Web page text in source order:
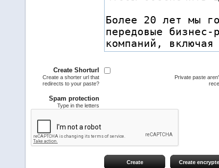
Create Shorturl
Create a shorter url that
redirects to your paste?
Private paste
Spam protection
Type in the letters
Create Create